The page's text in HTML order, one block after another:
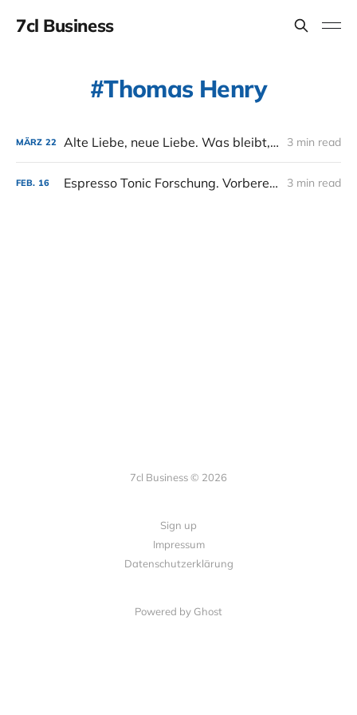
7cl Business
Thomas Henry
MÄRZ 22 Alte Liebe, neue Liebe. Was bleibt, ist Bitter Lemon. 3 min read
FEB. 16 Espresso Tonic Forschung. Vorbereitungen: Phase 1 und 2 3 min read
7cl Business © 2026
Sign up
Impressum
Datenschutzerklärung
Powered by Ghost